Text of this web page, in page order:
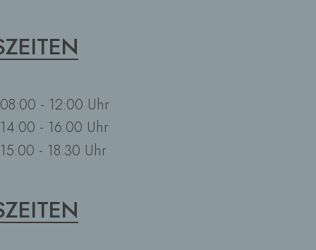
08:00 - 12:00 Uhr
14:00 - 16:00 Uhr
15:00 - 18:30 Uhr